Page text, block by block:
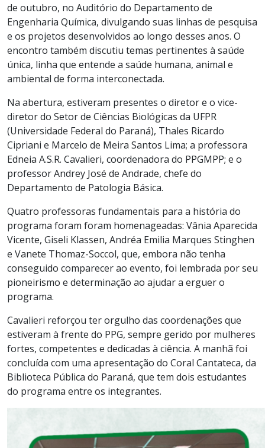
de outubro, no Auditório do Departamento de
Engenharia Química, divulgando suas linhas de pesquisa
e os projetos desenvolvidos ao longo desses anos. O
encontro também discutiu temas pertinentes à saúde
única, linha que entende a saúde humana, animal e
ambiental de forma interconectada.
Na abertura, estiveram presentes o diretor e o vice-
diretor do Setor de Ciências Biológicas da UFPR
(Universidade Federal do Paraná), Thales Ricardo
Cipriani e Marcelo de Meira Santos Lima; a professora
Edneia A.S.R. Cavalieri, coordenadora do PPGMPP; e o
professor Andrey José de Andrade, chefe do
Departamento de Patologia Básica.
Quatro professoras fundamentais para a história do
programa foram foram homenageadas: Vânia Aparecida
Vicente, Giseli Klassen, Andréa Emilia Marques Stinghen
e Vanete Thomaz-Soccol, que, embora não tenha
conseguido comparecer ao evento, foi lembrada por seu
pioneirismo e determinação ao ajudar a erguer o
programa.
Cavalieri reforçou ter orgulho das coordenações que
estiveram à frente do PPG, sempre gerido por mulheres
fortes, competentes e dedicadas à ciência. A manhã foi
concluída com uma apresentação do Coral Cantateca, da
Biblioteca Pública do Paraná, que tem dois estudantes
do programa entre os integrantes.